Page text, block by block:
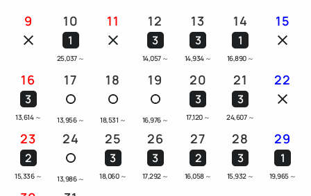
9 10
1
25,037 ～
11 12
3
14,057 ～
13
3
14,934 ～
14
1
16,890 ～
15
16
3
13,614 ～
17
13,956 ～
18
18,531 ～
19
16,976 ～
20
3
17,120 ～
21
3
24,607 ～
22
23
2
15,336 ～
24
13,986 ～
25
3
18,060 ～
26
3
17,292 ～
27
2
16,058 ～
28
3
15,932 ～
29
1
19,965 ～